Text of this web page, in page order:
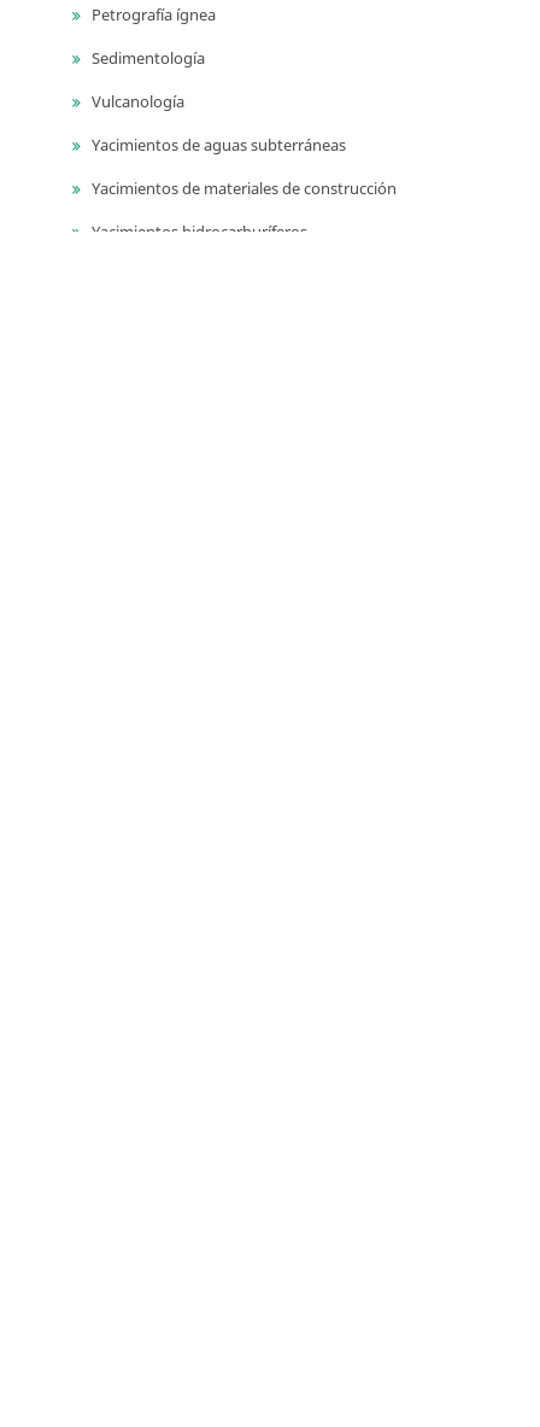
Petrografía ígnea
Sedimentología
Vulcanología
Yacimientos de aguas subterráneas
Yacimientos de materiales de construcción
Yacimientos hidrocarburíferos